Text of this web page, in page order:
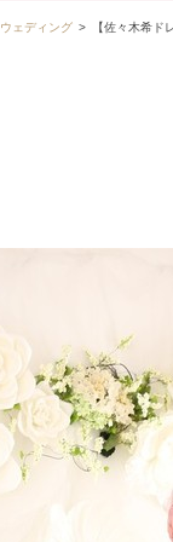
ウェディング 【佐々木希ド